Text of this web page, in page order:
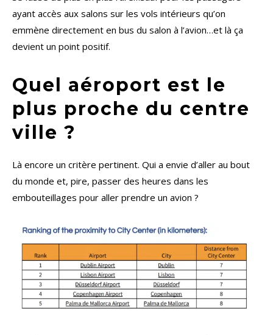
ayant accès aux salons sur les vols intérieurs qu’on
emmène directement en bus du salon à l’avion…et là ça
devient un point positif.
Quel aéroport est le
plus proche du centre
ville ?
Là encore un critère pertinent. Qui a envie d’aller au bout
du monde et, pire, passer des heures dans les
embouteillages pour aller prendre un avion ?